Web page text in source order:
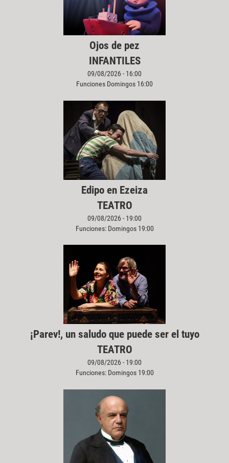
Ojos de pez
INFANTILES
09/08/2026 - 16:00
Funciones Domingos 16:00
Edipo en Ezeiza
TEATRO
09/08/2026 - 19:00
Funciones: Domingos 19:00
¡Parev!, un saludo que puede ser el tuyo
TEATRO
09/08/2026 - 19:00
Funciones: Domingos 19:00